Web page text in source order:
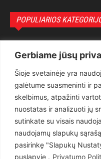
Gerbiame jūsų
Šioje svetainėje yra
galėtume suasmeninti ir
skelbimus, atpažinti
nuostatas ir analizuoti jų
sutinkate su visais
naudojamų slapukų
pasirinkę "Slapukų
puslapyje . Privatumo
POPULIARIOS
Teisėsauga
Aktualu
Lietuva
Pasaulis
Статьи на русском
Articles in english